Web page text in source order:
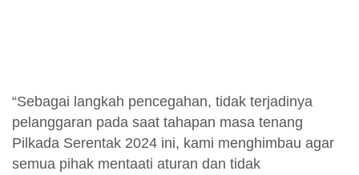
“Sebagai langkah pencegahan, tidak terjadinya
pelanggaran pada saat tahapan masa tenang
Pilkada Serentak 2024 ini, kami menghimbau agar
semua pihak mentaati aturan dan tidak